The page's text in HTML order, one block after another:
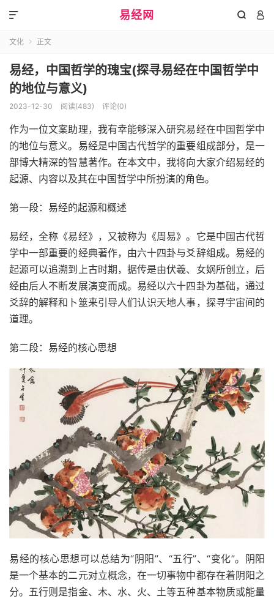
易经网  

文化  正文
易经，中国哲学的瑰宝(探寻易经在中国哲学中
的地位与意义)
2023-12-30 阅读(483) 评论(0)
作为一位文案助理，我有幸能够深入研究易经在中国哲学中
的地位与意义。易经是中国古代哲学的重要组成部分，是一
部博大精深的智慧著作。在本文中，我将向大家介绍易经的
起源、内容以及其在中国哲学中所扮演的角色。
第一段：易经的起源和概述
易经，全称《易经》，又被称为《周易》。它是中国古代哲
学中一部重要的经典著作，由六十四卦与爻辞组成。易经的
起源可以追溯到上古时期，据传是由伏羲、女娲所创立，后
经由后人不断发展演变而成。易经以六十四卦为基础，通过
爻辞的解释和卜筮来引导人们认识天地人事，探寻宇宙间的
道理。
第二段：易经的核心思想
易经的核心思想可以总结为“阴阳”、“五行”、“变化”。阴阳
是一个基本的二元对立概念，在一切事物中都存在着阴阳之
分。五行则是指金、木、水、火、土等五种基本物质或能量